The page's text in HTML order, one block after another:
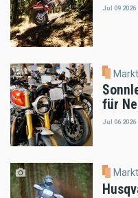
Jul 09 2026
Markt
für
Jul 06 2026
Markt